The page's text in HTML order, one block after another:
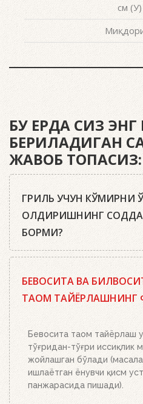
см (У)
БУ ЕРДА СИЗ ЭНГ
БЕРИЛАДИГАН
ЖАВОБ ТОПАСИЗ:
ГРИЛЬ УЧУН КЎМИРНИ
ОЛДИРИШНИНГ
БОРМИ?
Weber кўмир
кубиклари, ҳамда
мосламамиздан
брикетлар билан
устига икки-учта ўт
уларни ёқинг. Устига
тўлдирилган ўт олдириш
Бошқа ҳеч нима қилишнинг
БЕВОСИТА ВА
ТАОМ ТАЙЁРЛАШНИНГ
Бевосита таом тайёрлаш
тўғридан-тўғри иссиқлик
жойлашган бўлади
ишлаётган ёнувчи қисм
панжарасида пишади).